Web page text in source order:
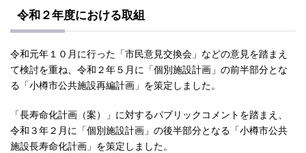
令和２年度における取組
令和元年１０月に行った「市民意見交換会」などの意見を踏まえ
て検討を重ね、令和２年５月に「個別施設計画」の前半部分とな
る「小樽市公共施設再編計画」を策定しました。
「長寿命化計画（案）」に対するパブリックコメントを踏まえ、
令和３年２月に「個別施設計画」の後半部分となる「小樽市公共
施設長寿命化計画」を策定しました。